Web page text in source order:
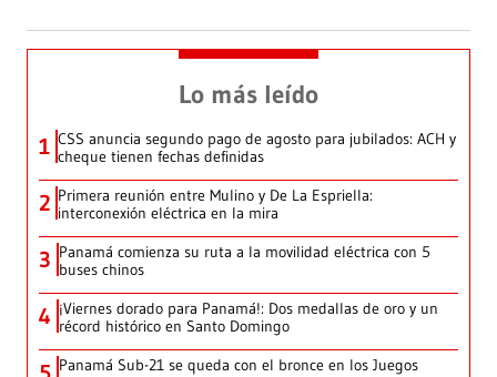
Lo más leído
1 CSS anuncia segundo pago de agosto para jubilados: ACH y
cheque tienen fechas definidas
2 Primera reunión entre Mulino y De La Espriella:
interconexión eléctrica en la mira
3 Panamá comienza su ruta a la movilidad eléctrica con 5
buses chinos
4 ¡Viernes dorado para Panamá!: Dos medallas de oro y un
récord histórico en Santo Domingo
Panamá Sub-21 se queda con el bronce en los Juegos